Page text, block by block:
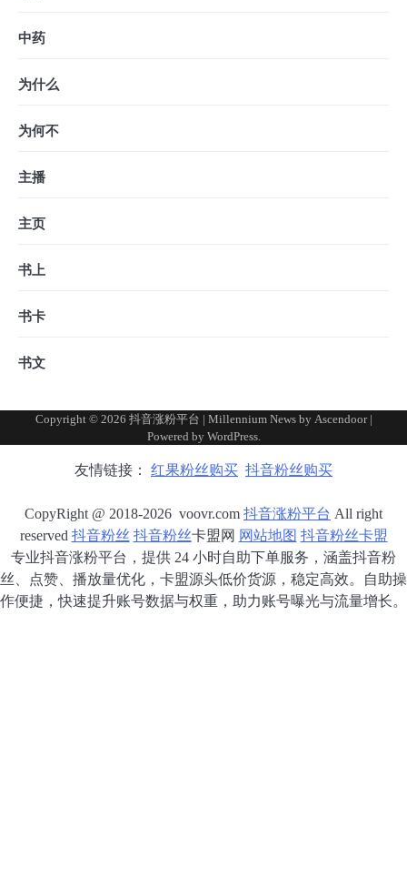
中药
为什么
为何不
主播
主页
书上
书卡
书文
Copyright © 2026 抖音涨粉平台 | Millennium News by Ascendoor|
Powered by WordPress.
友情链接： 红果粉丝购买 抖音粉丝购买
CopyRight @ 2018-2026 voovr.com 抖音涨粉平台 All right
reserved 抖音粉丝 抖音粉丝卡盟网 网站地图 抖音粉丝卡盟
专业抖音涨粉平台，提供 24 小时自助下单服务，涵盖抖音粉
丝、点赞、播放量优化，卡盟源头低价货源，稳定高效。自助操
作便捷，快速提升账号数据与权重，助力账号曝光与流量增长。